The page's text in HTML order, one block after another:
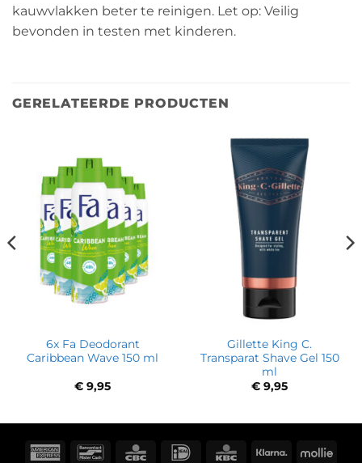
kauwvlakken beter te reinigen. Let op: Veilig
bevonden in testen met kinderen.
GERELATEERDE PRODUCTEN
6x Fa Deodorant
Caribbean Wave 150 ml
€ 9,95
Gillette King C.
Transparat Shave Gel 150
ml
€ 9,95
American BancontactCBC IDeal KBC Klarna